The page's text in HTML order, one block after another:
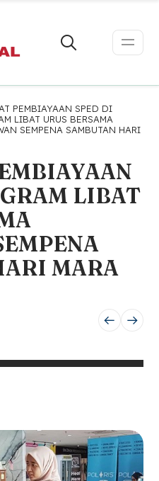
PEMBIAYAAN SPED DI
LIBAT URUS BERSAMA
SEMPENA SAMBUTAN HARI
LIBAT
MARA